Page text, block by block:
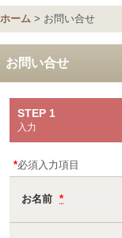
ホーム > お問い合せ
お問い合せ
STEP 1
入力
*必須入力項目
お名前 *